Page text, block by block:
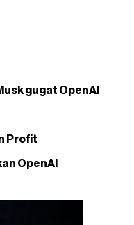
gugat OpenAI
Profit
OpenAI